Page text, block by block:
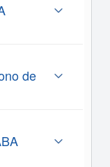
de